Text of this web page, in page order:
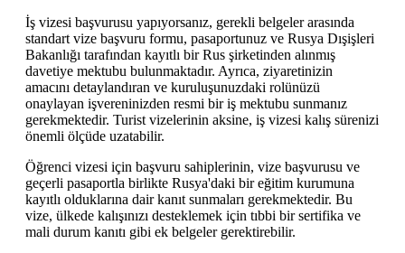
İş vizesi başvurusu yapıyorsanız, gerekli belgeler arasında
standart vize başvuru formu, pasaportunuz ve Rusya Dışişleri
Bakanlığı tarafından kayıtlı bir Rus şirketinden alınmış
davetiye mektubu bulunmaktadır. Ayrıca, ziyaretinizin
amacını detaylandıran ve kuruluşunuzdaki rolünüzü
onaylayan işvereninizden resmi bir iş mektubu sunmanız
gerekmektedir. Turist vizelerinin aksine, iş vizesi kalış sürenizi
önemli ölçüde uzatabilir.
Öğrenci vizesi için başvuru sahiplerinin, vize başvurusu ve
geçerli pasaportla birlikte Rusya'daki bir eğitim kurumuna
kayıtlı olduklarına dair kanıt sunmaları gerekmektedir. Bu
vize, ülkede kalışınızı desteklemek için tıbbi bir sertifika ve
mali durum kanıtı gibi ek belgeler gerektirebilir.